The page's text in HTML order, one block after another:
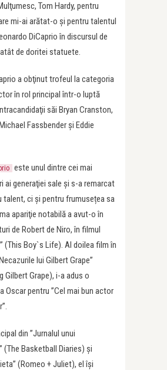
Tom Hardy, pentru
mi-ai arătat-o și pentru talentul
DiCaprio în discursul de
de doritei statuete.
a obţinut trofeul la categoria
în rol principal într-o luptă
săi Bryan Cranston,
Fassbender şi Eddie
este unul dintre cei mai
ai generaţiei sale și s-a remarcat
talent, ci și pentru frumusețea sa
apariţie notabilă a avut-o în
de Robert de Niro, în filmul
(This Boy`s Life). Al doilea film în
lui Gilbert Grape”
Gilbert Grape), i-a adus o
Oscar pentru ”Cel mai bun actor
din ”Jurnalul unui
(The Basketball Diaries) şi
(Romeo + Juliet), el îşi